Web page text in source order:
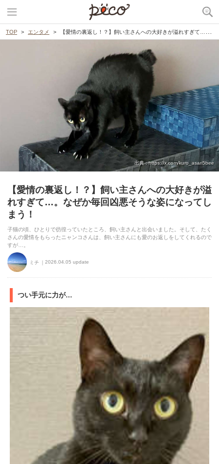
TOP エンタメ 【愛情の裏返し！？】飼い主さんへの大好きが溢れすぎて…。なぜか毎回凶悪そうな姿になってしまう！
出典 : https://x.com/kuro_asari5bee
【愛情の裏返し！？】飼い主さんへの大好きが溢
れすぎて…。なぜか毎回凶悪そうな姿になってし
まう！
子猫の頃、ひとりで彷徨っていたところ、飼い主さんと出会いました。そして、たく
さんの愛情をもらったニャンコさんは、飼い主さんにも愛のお返しをしてくれるので
すが…。
ミチ 2026.04.05 update
つい手元に力が…